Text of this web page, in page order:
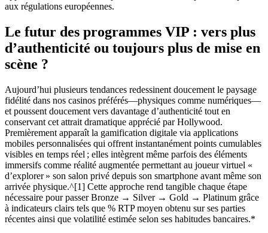
aux régulations européennes.
Le futur des programmes VIP : vers plus
d’authenticité ou toujours plus de mise en
scène ?
Aujourd’hui plusieurs tendances redessinent doucement le paysage
fidélité dans nos casinos préférés—physiques comme numériques—
et poussent doucement vers davantage d’authenticité tout en
conservant cet attrait dramatique apprécié par Hollywood.​
Premièrement apparaît la gamification digitale via applications
mobiles personnalisées qui offrent instantanément points cumulables
visibles en temps réel ; elles intègrent même parfois des éléments
immersifs comme réalité augmentée permettant au joueur virtuel «
d’explorer » son salon privé depuis son smartphone avant même son
arrivée physique.^[1] Cette approche rend tangible chaque étape
nécessaire pour passer Bronze → Silver → Gold → Platinum grâce
à indicateurs clairs tels que % RTP moyen obtenu sur ses parties
récentes ainsi que volatilité estimée selon ses habitudes bancaires.*